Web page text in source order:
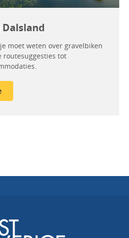
moet weten over gravelbiken
routesuggesties tot